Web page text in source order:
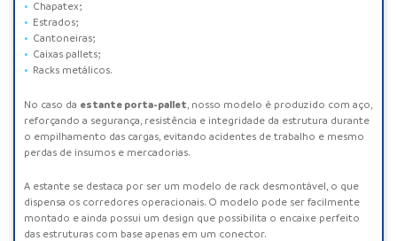
Chapatex;
Estrados;
Cantoneiras;
Caixas pallets;
Racks metálicos.
No caso da estante porta-pallet, nosso modelo é produzido com aço,
reforçando a segurança, resistência e integridade da estrutura durante
o empilhamento das cargas, evitando acidentes de trabalho e mesmo
perdas de insumos e mercadorias.
A estante se destaca por ser um modelo de rack desmontável, o que
dispensa os corredores operacionais. O modelo pode ser facilmente
montado e ainda possui um design que possibilita o encaixe perfeito
das estruturas com base apenas em um conector.